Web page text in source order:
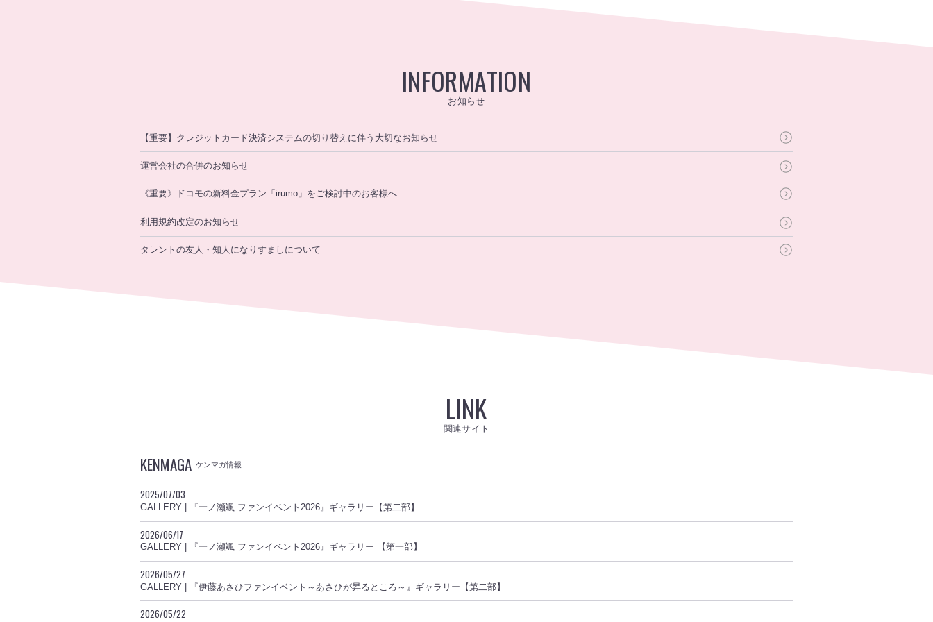
INFORMATION
お知らせ
【重要】クレジットカード決済システムの切り替えに伴う大切なお知らせ
運営会社の合併のお知らせ
《重要》ドコモの新料金プラン「irumo」をご検討中のお客様へ
利用規約改定のお知らせ
タレントの友人・知人になりすましについて
LINK
関連サイト
KENMAGA ケンマガ情報
2025/07/03
GALLERY | 『一ノ瀬颯 ファンイベント2026』ギャラリー【第二部】
2026/06/17
GALLERY | 『一ノ瀬颯 ファンイベント2026』ギャラリー 【第一部】
2026/05/27
GALLERY | 『伊藤あさひファンイベント～あさひが昇るところ～』ギャラリー【第二部】
2026/05/22